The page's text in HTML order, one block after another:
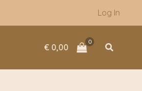
Log In
€ 0,00 Zoeken